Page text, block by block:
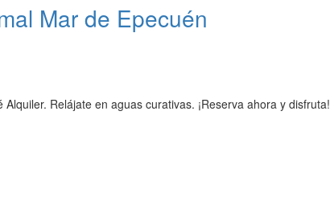
Mar de Epecuén
Relájate en aguas curativas. ¡Reserva ahora y disfruta!